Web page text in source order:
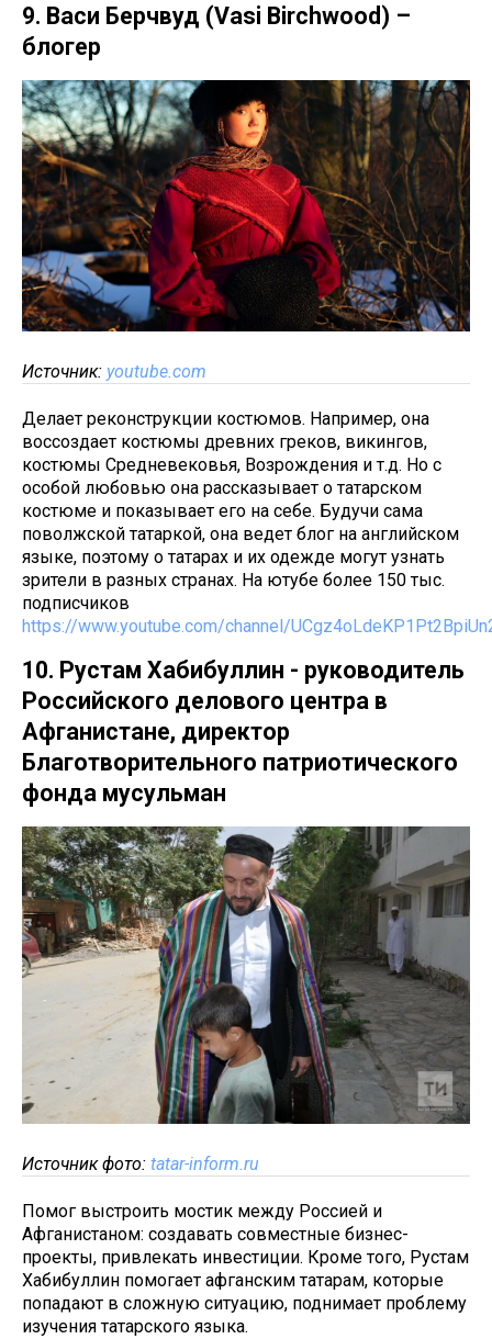
9. Васи Берчвуд (Vasi Birchwood) –
блогер
Источник: youtube.com
Делает реконструкции костюмов. Например, она
воссоздает костюмы древних греков, викингов,
костюмы Средневековья, Возрождения и т.д. Но с
особой любовью она рассказывает о татарском
костюме и показывает его на себе. Будучи сама
поволжской татаркой, она ведет блог на английском
языке, поэтому о татарах и их одежде могут узнать
зрители в разных странах. На ютубе более 150 тыс.
подписчиков
https://www.youtube.com/channel/
10. Рустам Хабибуллин - руководитель
Российского делового центра в
Афганистане, директор
Благотворительного патриотического
фонда мусульман
Источник фото: tatar-inform.ru
Помог выстроить мостик между Россией и
Афганистаном: создавать совместные бизнес-
проекты, привлекать инвестиции. Кроме того, Рустам
Хабибуллин помогает афганским татарам, которые
попадают в сложную ситуацию, поднимает проблему
изучения татарского языка.